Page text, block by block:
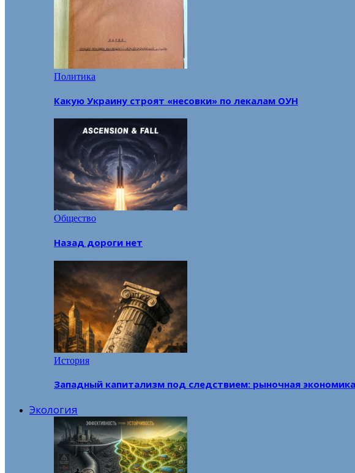
Политика
Какую Украину строят «несовки» по лекалам ОУН
Общество
Назад дороги нет
История
Западный капитализм под следствием: рыночная
Экология